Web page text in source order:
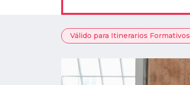
Válido para Itinerarios Formativos